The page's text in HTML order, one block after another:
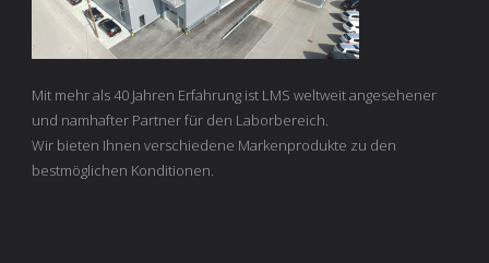
Mit mehr als 40 Jahren Erfahrung ist LMS weltweit angesehener
und namhafter Partner für den Laborbereich.
Wir bieten Ihnen verschiedene Markenprodukte zu den
bestmöglichen Konditionen.